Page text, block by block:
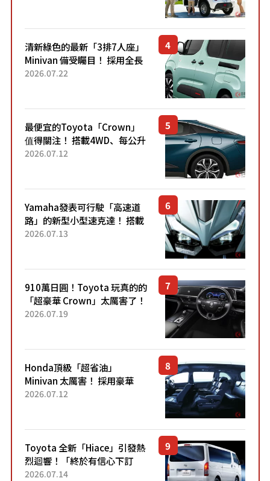
清新綠色的最新「3排7人座」
Minivan 備受矚目！ 採用全長
4.7公尺剛剛好的車身尺寸與
2026.07.22
最便宜的Toyota「Crown」
值得關注！ 搭載4WD、每公升
22.4公里低油耗表現超亮眼！
2026.07.12
Yamaha發表可行駛「高速道
路」的新型小型速克達！ 搭載
能享受超強勁「渦輪感」的動
2026.07.13
910萬日圓！Toyota 玩真的的
「超豪華 Crown」太厲害了！
採用由「匠人技藝」打造的
2026.07.19
Honda頂級「超省油」
Minivan 太厲害！ 採用豪華
「真皮座椅」與專屬「黑色內
「三...
2026.07.12
Toyota 全新「Hiace」引發熱
烈迴響！「終於有信心下訂
了！」「哪個等級交車最
2026.07.14